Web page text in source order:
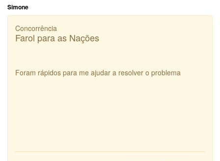
Simone
Concorrência
Farol para as Nações
Foram rápidos para me ajudar a resolver o problema